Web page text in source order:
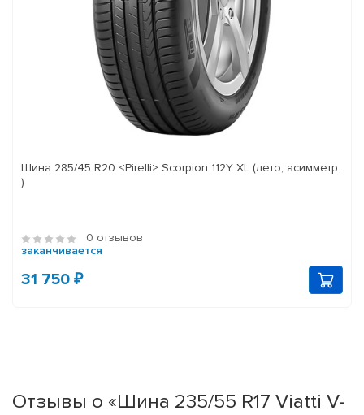
Шина 285/45 R20 <Pirelli> Scorpion 112Y XL (лето; асимметр.
)
0 отзывов
заканчивается
31 750 ₽
Отзывы о «Шина 235/55 R17 Viatti V-